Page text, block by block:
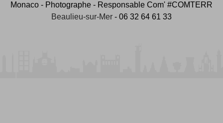
Monaco - Photographe - Responsable Com' #COMTERR
Beaulieu-sur-Mer - 06 32 64 61 33